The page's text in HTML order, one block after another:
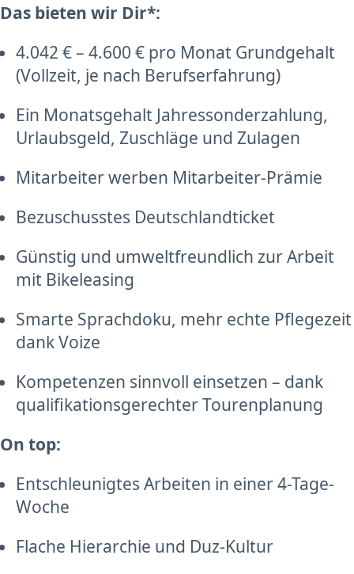
Das bieten wir Dir*:
4.042 € – 4.600 € pro Monat Grundgehalt
(Vollzeit, je nach Berufserfahrung)
Ein Monatsgehalt Jahressonderzahlung,
Urlaubsgeld, Zuschläge und Zulagen
Mitarbeiter werben Mitarbeiter-Prämie
Bezuschusstes Deutschlandticket
Günstig und umweltfreundlich zur Arbeit
mit Bikeleasing
Smarte Sprachdoku, mehr echte Pflegezeit
dank Voize
Kompetenzen sinnvoll einsetzen – dank
qualifikationsgerechter Tourenplanung
On top:
Entschleunigtes Arbeiten in einer 4-Tage-
Woche
Flache Hierarchie und Duz-Kultur